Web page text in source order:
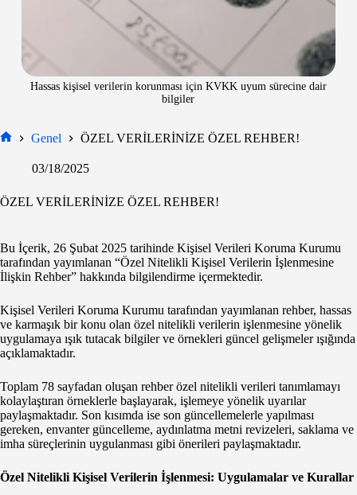
Hassas kişisel verilerin korunması için KVKK uyum sürecine dair
bilgiler
Genel ÖZEL VERİLERİNİZE ÖZEL REHBER!
03/18/2025
ÖZEL VERİLERİNİZE ÖZEL REHBER!
Bu İçerik, 26 Şubat 2025 tarihinde Kişisel Verileri Koruma Kurumu
tarafından yayımlanan “Özel Nitelikli Kişisel Verilerin İşlenmesine
İlişkin Rehber” hakkında bilgilendirme içermektedir.
Kişisel Verileri Koruma Kurumu tarafından yayımlanan rehber, hassas
ve karmaşık bir konu olan özel nitelikli verilerin işlenmesine yönelik
uygulamaya ışık tutacak bilgiler ve örnekleri güncel gelişmeler ışığında
açıklamaktadır.
Toplam 78 sayfadan oluşan rehber özel nitelikli verileri tanımlamayı
kolaylaştıran örneklerle başlayarak, işlemeye yönelik uyarılar
paylaşmaktadır. Son kısımda ise son güncellemelerle yapılması
gereken, envanter güncelleme, aydınlatma metni revizeleri, saklama ve
imha süreçlerinin uygulanması gibi önerileri paylaşmaktadır.
Özel Nitelikli Kişisel Verilerin İşlenmesi: Uygulamalar ve Kurallar